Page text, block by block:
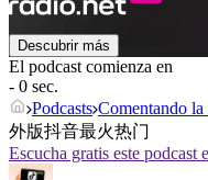
Descubrir más
El podcast comienza en
- 0 sec.
Podcasts Comentando la
外版抖音最火热门
Escucha gratis este podcast